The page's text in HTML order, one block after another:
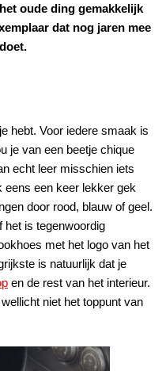
oude ding gemakkelijk
dat nog jaren mee
hebt. Voor iedere smaak is
je van een beetje chique
echt leer misschien iets
eens een keer lekker gek
door rood, blauw of geel.
het is tegenwoordig
met het logo van het
is natuurlijk dat je
en de rest van het interieur.
niet het toppunt van